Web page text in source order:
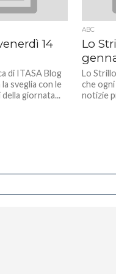
14
di ITASA Blog
sveglia con le
giornata...
ABC
Lo
Lo
che ogni
notizie